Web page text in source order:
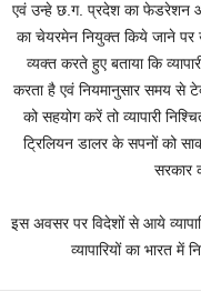
एवं उन्हे छ.ग. प्रदेश का फेडरेशन
का चेयरमेन नियुक्त किये जाने पर
व्यक्त करते हुए बताया कि
करता है एवं नियमानुसार समय से
को सहयोग करें तो व्यापारी
ट्रिलियन डालर के सपनों को
सरकार
इस अवसर पर विदेशों से आये
व्यापारियों का भारत